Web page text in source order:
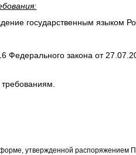
государственным языком
Федерального закона от
утвержденной распоряжением